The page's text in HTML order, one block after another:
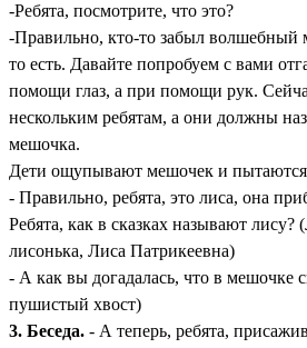
-Ребята, посмотрите, что это?
-Правильно, кто-то забыл волшебный
то есть. Давайте попробуем с вами
помощи глаз, а при помощи рук.
нескольким ребятам, а они должны
мешочка.
Дети ощупывают мешочек и пытаются
- Правильно, ребята, это лиса, она
Ребята, как в сказках называют лису?
лисонька, Лиса Патрикеевна)
- А как вы догадалась, что в мешочке
пушистый хвост)
3. Беседа. - А теперь, ребята,